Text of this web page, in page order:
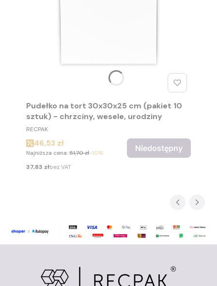
Pudełko na tort 30x30x25 cm (pakiet 10
sztuk) - chrzciny, wesele, urodziny
PRODUCENT
RECPAK
Cena promocyjna
46,53 zł
Najniższa cena:51,70 zł-10%
Cena
37,83 złbez VAT
Niedostępny